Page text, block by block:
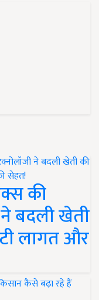
की
बदली खेती
लागत और